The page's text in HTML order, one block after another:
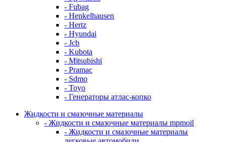
- Fubag
- Henkelhausen
- Hertz
- Hyundai
- Jcb
- Kubota
- Mitsubishi
- Pramac
- Sdmo
- Toyo
- Генераторы атлас-копко
Жидкости и смазочные материалы
- Жидкости и смазочные материалы mpmoil
- Жидкости и смазочные материалы